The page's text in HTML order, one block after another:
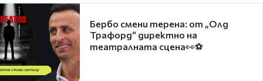
Бербо смени терена: от „Олд
Трафорд“ директно на
театралната сцена👀⚽